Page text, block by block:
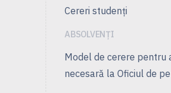
Cereri studenți
ABSOLVENȚI
Model de cerere pentru
necesară la Oficiul de